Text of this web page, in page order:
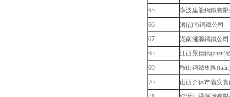
65
寧波建龍鋼鐵有限
66
濟(jì)南鋼鐵公司
67
湖南漣源鋼鐵公司
68
江西景德鎮(zhèn)
69
鞍山鋼鐵集團
70
山西介休市義安